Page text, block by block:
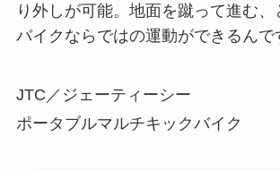
り外しが可能。地面を蹴って進む
バイクならではの運動ができるんで
JTC／ジェーティーシー
ポータブルマルチキックバイク